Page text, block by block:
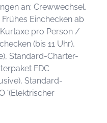
an: Crewwechsel,
Einchecken ab
Kurtaxe pro Person /
(bis 11 Uhr),
Standard-Charter-
FDC
Standard-
˙(Elektrischer